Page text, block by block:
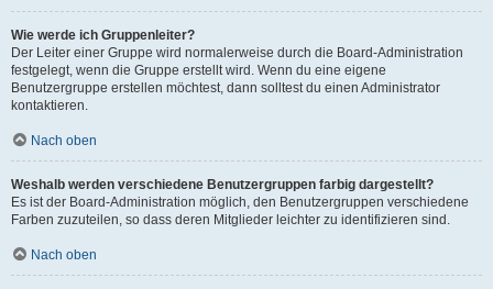
Wie werde ich Gruppenleiter?
Der Leiter einer Gruppe wird normalerweise durch die Board-Administration
festgelegt, wenn die Gruppe erstellt wird. Wenn du eine eigene
Benutzergruppe erstellen möchtest, dann solltest du einen Administrator
kontaktieren.
Nach oben
Weshalb werden verschiedene Benutzergruppen farbig dargestellt?
Es ist der Board-Administration möglich, den Benutzergruppen verschiedene
Farben zuzuteilen, so dass deren Mitglieder leichter zu identifizieren sind.
Nach oben